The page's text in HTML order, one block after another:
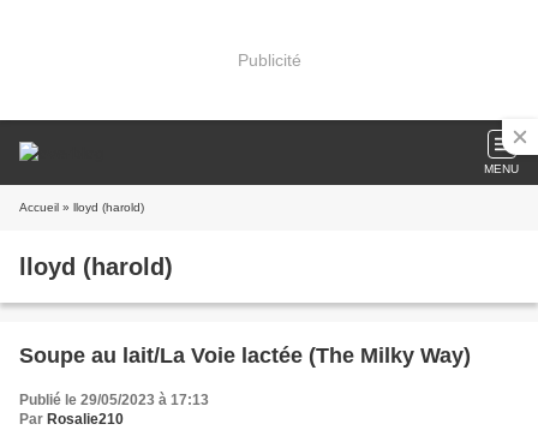
Publicité
MENU
Accueil » lloyd (harold)
lloyd (harold)
Soupe au lait/La Voie lactée (The Milky Way)
Publié le 29/05/2023 à 17:13
Par Rosalie210